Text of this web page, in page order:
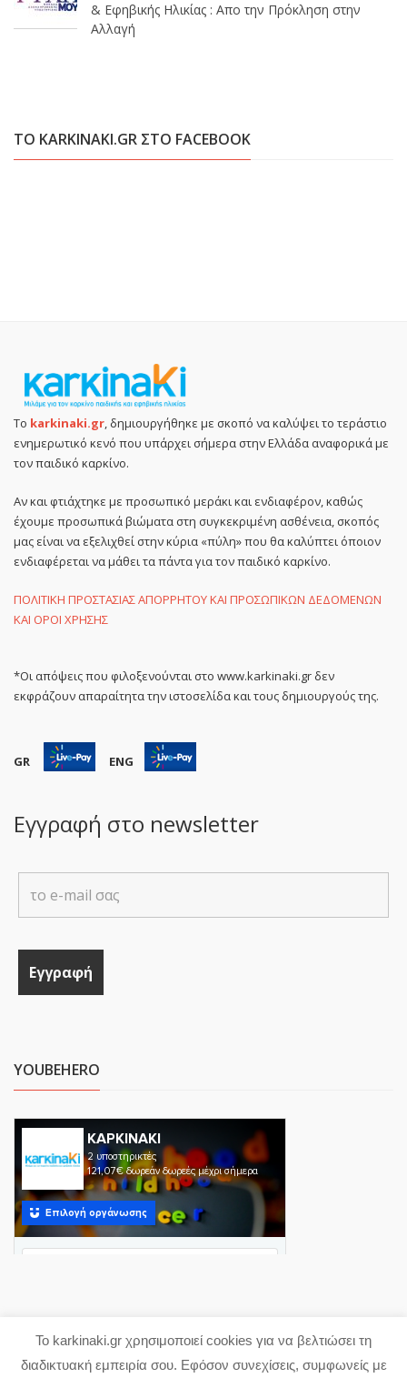
& Εφηβικής Ηλικίας : Απο την Πρόκληση στην
Αλλαγή
ΤΟ KARKINAKI.GR ΣΤΟ FACEBOOK
Το karkinaki.gr, δημιουργήθηκε με σκοπό να καλύψει το τεράστιο
ενημερωτικό κενό που υπάρχει σήμερα στην Ελλάδα αναφορικά με
τον παιδικό καρκίνο.
Αν και φτιάχτηκε με προσωπικό μεράκι και ενδιαφέρον, καθώς
έχουμε προσωπικά βιώματα στη συγκεκριμένη ασθένεια, σκοπός
μας είναι να εξελιχθεί στην κύρια «πύλη» που θα καλύπτει όποιον
ενδιαφέρεται να μάθει τα πάντα για τον παιδικό καρκίνο.
ΠΟΛΙΤΙΚΗ ΠΡΟΣΤΑΣΙΑΣ ΑΠΟΡΡΗΤΟΥ ΚΑΙ ΠΡΟΣΩΠΙΚΩΝ ΔΕΔΟΜΕΝΩΝ
ΚΑΙ ΟΡΟΙ ΧΡΗΣΗΣ
*Οι απόψεις που φιλοξενούνται στο www.karkinaki.gr δεν
εκφράζουν απαραίτητα την ιστοσελίδα και τους δημιουργούς της.
GR ENG
Εγγραφή στο newsletter
YOUBEHERO
Copyright 2023 karkinaki.gr
Το karkinaki.gr χρησιμοποιεί cookies για να βελτιώσει τη
διαδικτυακή εμπειρία σου. Εφόσον συνεχίσεις, συμφωνείς με